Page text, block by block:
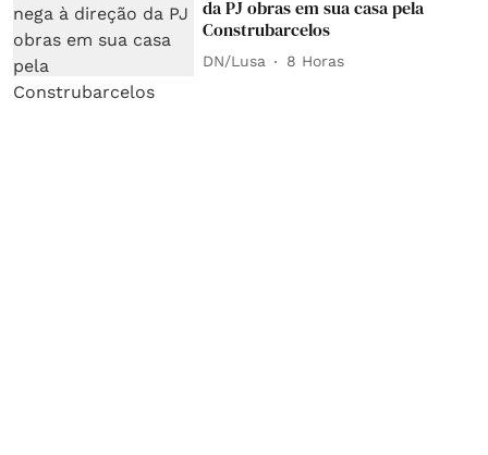
da PJ obras em sua casa pela
Construbarcelos
DN/Lusa 8 Horas